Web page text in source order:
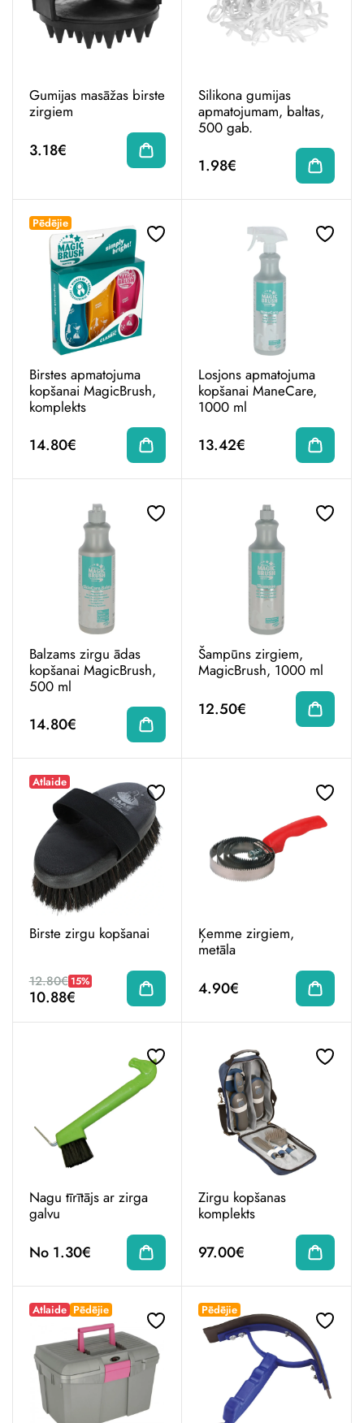
Gumijas masāžas birste
zirgiem
3.18€
Silikona gumijas
apmatojumam, baltas,
500 gab.
1.98€
Pēdējie
Birstes apmatojuma
kopšanai MagicBrush,
komplekts
14.80€
Losjons apmatojuma
kopšanai ManeCare,
1000 ml
13.42€
Balzams zirgu ādas
kopšanai MagicBrush,
500 ml
14.80€
Šampūns zirgiem,
MagicBrush, 1000 ml
12.50€
Atlaide
Birste zirgu kopšanai
12.80€ 15%
10.88€
Ķemme zirgiem,
metāla
4.90€
Nagu tīrītājs ar zirga
galvu
No 1.30€
Zirgu kopšanas
komplekts
97.00€
Atlaide Pēdējie Pēdējie